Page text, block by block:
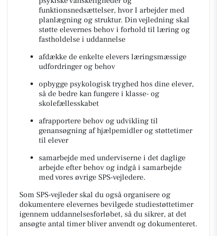
funktionsnedsættelser, hvor I arbejder med
planlægning og struktur. Din vejledning skal
støtte elevernes behov i forhold til læring og
fastholdelse i uddannelse
afdække de enkelte elevers læringsmæssige
udfordringer og behov
opbygge psykologisk tryghed hos dine elever,
så de bedre kan fungere i klasse- og
skolefællesskabet
afrapportere behov og udvikling til
genansøgning af hjælpemidler og støttetimer
til elever
samarbejde med underviserne i det daglige
arbejde efter behov og indgå i samarbejde
med vores øvrige SPS-vejledere.
Som SPS-vejleder skal du også organisere og
dokumentere elevernes bevilgede studiestøttetimer
igennem uddannelsesforløbet, så du sikrer, at det
ansøgte antal timer bliver anvendt og dokumenteret.